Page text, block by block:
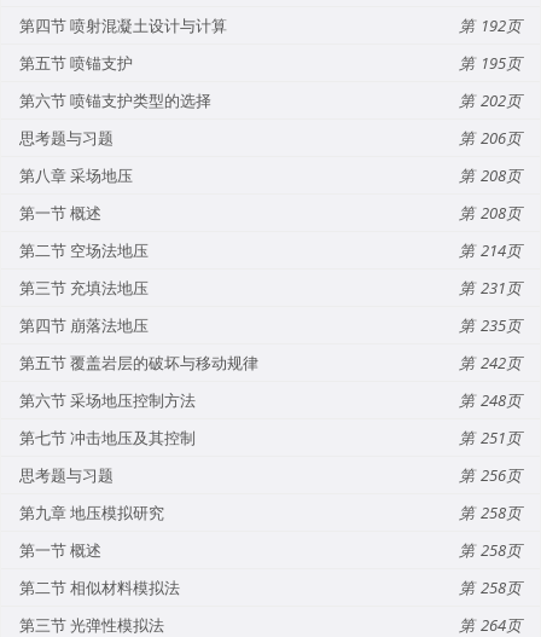
第四节 喷射混凝土设计与计算
192
第五节 喷锚支护
195
第六节 喷锚支护类型的选择
202
思考题与习题
206
第八章 采场地压
208
第一节 概述
208
第二节 空场法地压
214
第三节 充填法地压
231
第四节 崩落法地压
235
第五节 覆盖岩层的破坏与移动规律
242
第六节 采场地压控制方法
248
第七节 冲击地压及其控制
251
思考题与习题
256
第九章 地压模拟研究
258
第一节 概述
258
第二节 相似材料模拟法
258
第三节 光弹性模拟法
264